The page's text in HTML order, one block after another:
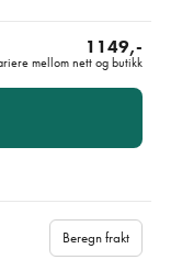
1149,-
mellom nett og butikk
Beregn frakt